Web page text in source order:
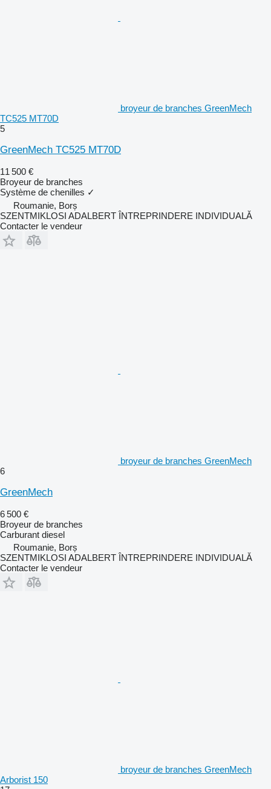
broyeur de branches GreenMech
TC525 MT70D
5
GreenMech TC525 MT70D
11 500 €
Broyeur de branches
Système de chenilles ✓
Roumanie, Borș
SZENTMIKLOSI ADALBERT ÎNTREPRINDERE INDIVIDUALĂ
Contacter le vendeur
broyeur de branches GreenMech
6
GreenMech
6 500 €
Broyeur de branches
Carburant diesel
Roumanie, Borș
SZENTMIKLOSI ADALBERT ÎNTREPRINDERE INDIVIDUALĂ
Contacter le vendeur
broyeur de branches GreenMech
Arborist 150